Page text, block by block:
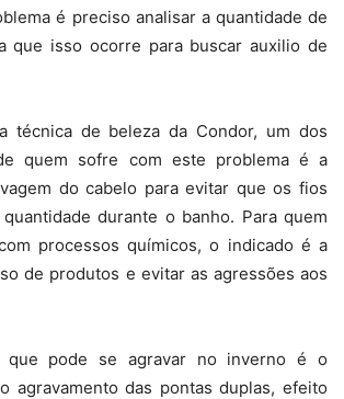
é preciso analisar a quantidade de
que isso ocorre para buscar auxilio de
técnica de beleza da Condor, um dos
quem sofre com este problema é a
do cabelo para evitar que os fios
durante o banho. Para quem
processos químicos, o indicado é a
de produtos e evitar as agressões aos
que pode se agravar no inverno é o
agravamento das pontas duplas, efeito